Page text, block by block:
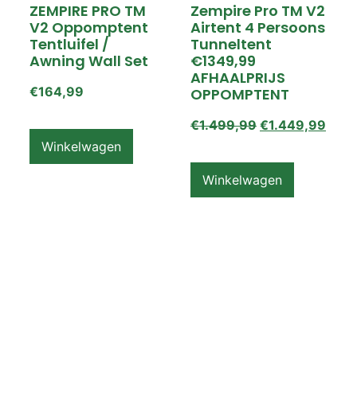
ZEMPIRE PRO TM
V2 Oppomptent
Tentluifel /
Awning Wall Set
€164,99
Winkelwagen
Zempire Pro TM V2
Airtent 4 Persoons
Tunneltent
€1349,99
AFHAALPRIJS
OPPOMPTENT
€1.499,99 €1.449,99
Winkelwagen